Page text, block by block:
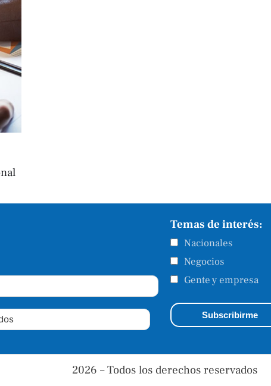
Temas de interés:
Nacionales
Negocios
Gente y empresa
2026 – Todos los derechos reservados